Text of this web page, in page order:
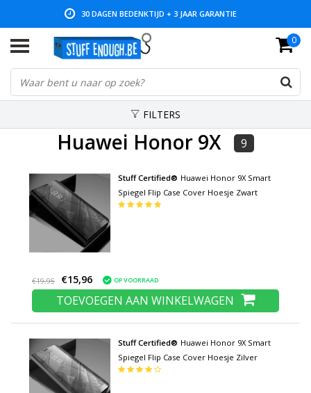
30 DAGEN BEDENKTIJD + 3 JAAR GARANTIE
LAGE PRIJZEN EN RUIM ASSORTIMENT 0
FILTERS
Huawei Honor 9X 9
Stuff Certified® Huawei Honor 9X Smart
Spiegel Flip Case Cover Hoesje Zwart
€19,95 €15,96 OP VOORRAAD
TOEVOEGEN AAN WINKELWAGEN
Stuff Certified® Huawei Honor 9X Smart
Spiegel Flip Case Cover Hoesje Zilver